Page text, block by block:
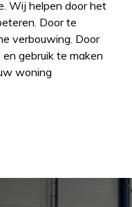
Wij helpen door het
Door te
verbouwing. Door
gebruik te maken
woning